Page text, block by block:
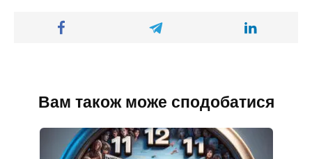
Вам також може сподобатися